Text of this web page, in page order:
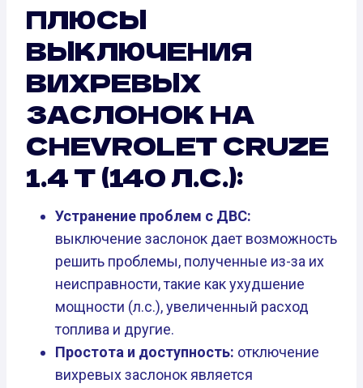
ПЛЮСЫ
ВЫКЛЮЧЕНИЯ
ВИХРЕВЫХ
ЗАСЛОНОК НА
CHEVROLET CRUZE
1.4 T (140 Л.С.):
Устранение проблем с ДВС:
выключение заслонок дает возможность
решить проблемы, полученные из-за их
неисправности, такие как ухудшение
мощности (л.с.), увеличенный расход
топлива и другие.
Простота и доступность: отключение
вихревых заслонок является